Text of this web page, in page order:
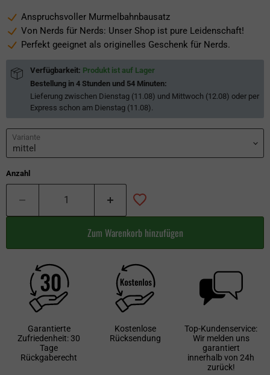
Anspruchsvoller Murmelbahnbausatz
Von Nerds für Nerds: Unser Shop ist pure Leidenschaft!
Perfekt geeignet als originelles Geschenk für Nerds.
Verfügbarkeit: Produkt ist auf Lager
Bestellung in 4 Stunden und 54 Minuten:
Lieferung zwischen Dienstag (11.08) und Mittwoch (12.08) oder per
Express schon am Dienstag (11.08).
Variante
Anzahl
Zum Warenkorb hinzufügen
Garantierte
Zufriedenheit: 30
Tage
Rückgaberecht
Kostenlose
Rücksendung
Top-Kundenservice:
Wir melden uns
garantiert
innerhalb von 24h
zurück!